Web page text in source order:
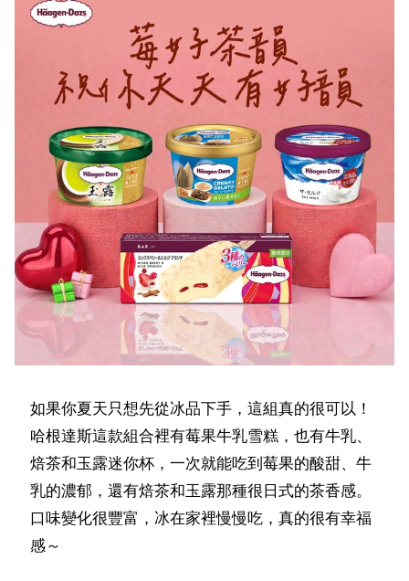
如果你夏天只想先從冰品下手，這組真的很可以！
哈根達斯這款組合裡有莓果牛乳雪糕，也有牛乳、
焙茶和玉露迷你杯，一次就能吃到莓果的酸甜、牛
乳的濃郁，還有焙茶和玉露那種很日式的茶香感。
口味變化很豐富，冰在家裡慢慢吃，真的很有幸福
感～